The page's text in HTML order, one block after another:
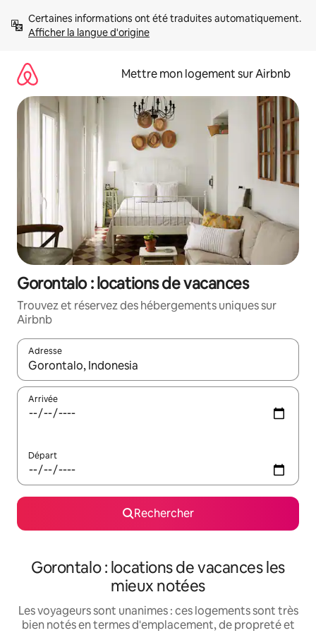
directement
Afficher la langue d'origine
Mettre mon logement sur Airbnb
Gorontalo : locations de vacances
Trouvez et réservez des hébergements uniques sur
Airbnb
Adresse
Lorsque les résultats s'affichent, utilisez les flèches vers le
Arrivée
Départ
Rechercher
Gorontalo : locations de vacances les
mieux notées
Les voyageurs sont unanimes : ces logements sont très
bien notés en termes d'emplacement, de propreté et